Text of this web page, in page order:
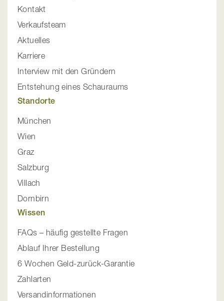
Kontakt
Verkaufsteam
Aktuelles
Karriere
Interview mit den Gründern
Entstehung eines Schauraums
Standorte
München
Wien
Graz
Salzburg
Villach
Dornbirn
Wissen
FAQs – häufig gestellte Fragen
Ablauf Ihrer Bestellung
6 Wochen Geld-zurück-Garantie
Zahlarten
Versandinformationen